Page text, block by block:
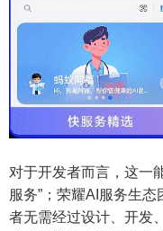
对于开发者而言，这一
服务”；荣耀AI服务生
者无需经过设计、开发